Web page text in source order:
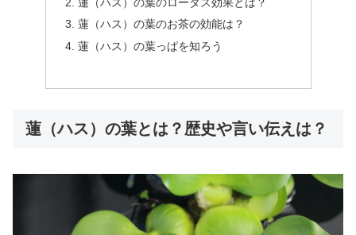
蓮（ハス）の葉のお茶の効能は？
蓮（ハス）の葉っぱを知ろう
蓮（ハス）の葉とは？歴史や言い伝えは？